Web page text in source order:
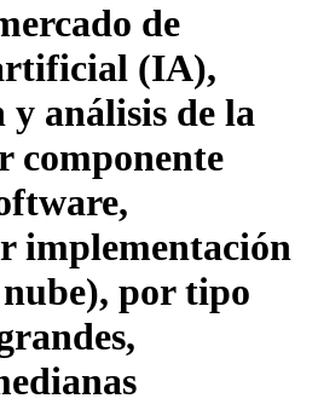
de
(IA),
análisis de la
componente
implementación
por tipo